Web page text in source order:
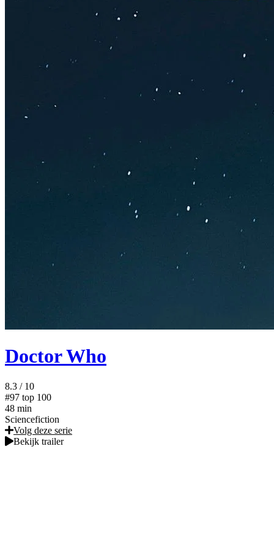
Doctor Who
8.3 / 10
#97 top 100
48 min
Sciencefiction
Volg deze serie
Bekijk trailer